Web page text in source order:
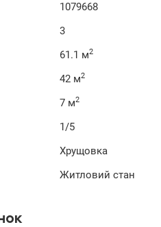
1079668
3
61.1 м2
42 м2
7 м2
1/5
Хрущовка
Житловий стан